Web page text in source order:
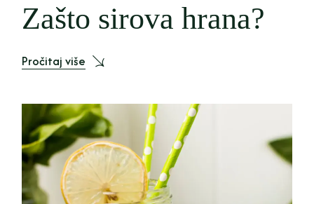
Zašto sirova hrana?
Pročitaj više